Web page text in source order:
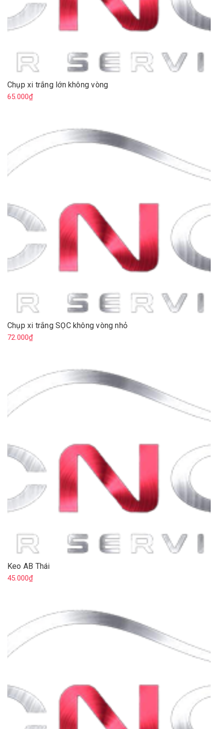
Chụp xi trắng lớn không vòng
65.000₫
Chụp xi trắng SỌC không vòng nhỏ
72.000₫
Keo AB Thái
45.000₫